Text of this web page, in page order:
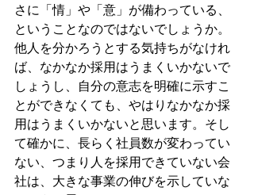
さに「情」や「意」が備わっている、
ということなのではないでしょうか。
他人を分かろうとする気持ちがなけれ
ば、なかなか採用はうまくいかないで
しょうし、自分の意志を明確に示すこ
とができなくても、やはりなかなか採
用はうまくいかないと思います。そし
て確かに、長らく社員数が変わってい
ない、つまり人を採用できていない会
社は、大きな事業の伸びを示していな